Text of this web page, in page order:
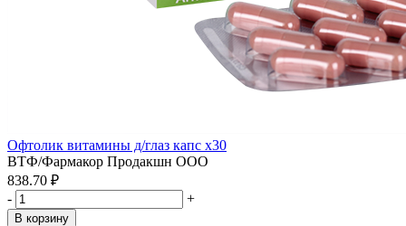
Офтолик витамины д/глаз капс x30
ВТФ/Фармакор Продакшн ООО
838.70 ₽
-
+
В корзину